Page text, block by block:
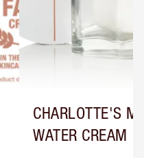
CHARLOTTE'S
WATER CREAM